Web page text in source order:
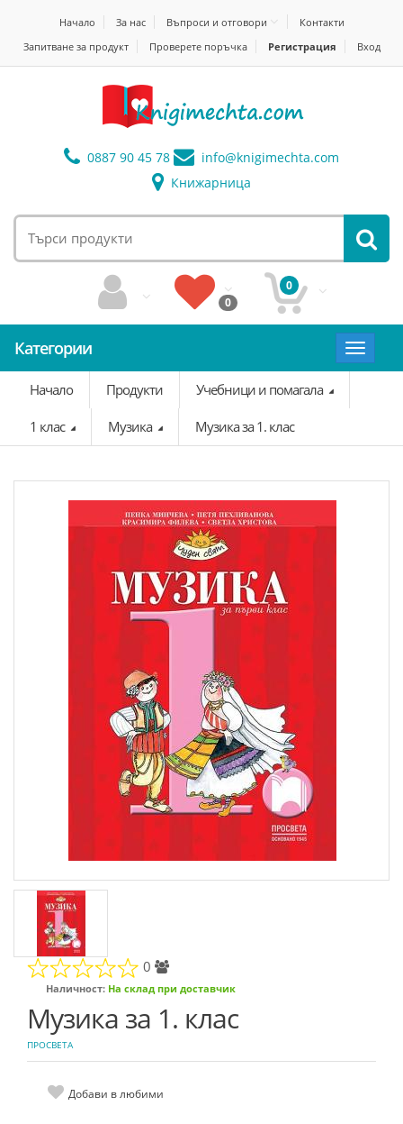
Начало За нас Въпроси и отговори
Контакти
Запитване за продукт
Проверете поръчка Регистрация Вход
0887 90 45 78 info@knigimechta.com
Книжарница
0
0
Категории
Toggle
Начало
Продукти Учебници и помагала
1 клас Музика Музика за 1. клас
0
Наличност: На склад при доставчик
Музика за 1. клас
ПРОСВЕТА
Добави в любими